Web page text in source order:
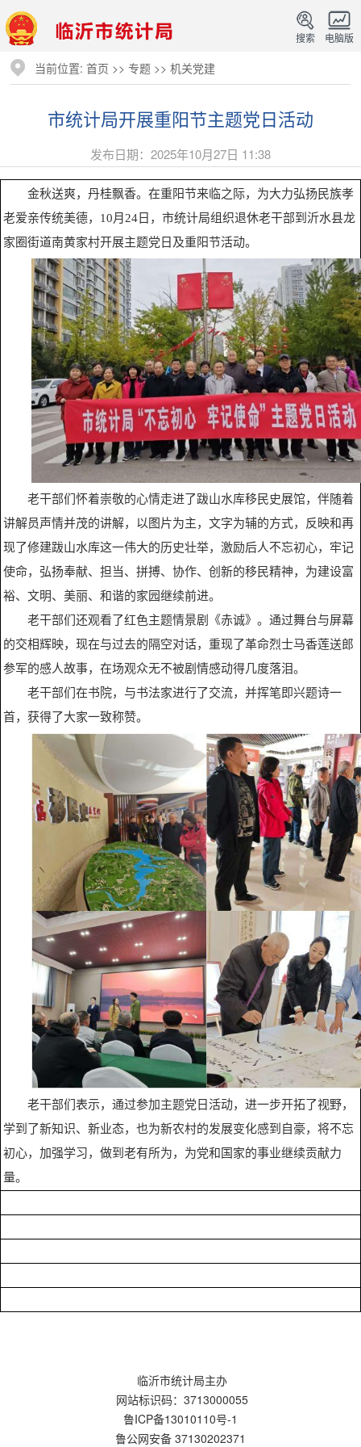
电脑版
搜索
当前位置:首页 >>专题 >>机关党建
市统计局开展重阳节主题党日活动
发布日期：2025年10月27日 11:38
金秋送爽，丹桂飘香。在重阳节来临之际，为大力弘扬民族孝
老爱亲传统美德，10月24日，市统计局组织退休老干部到沂水县龙
家圈街道南黄家村开展主题党日及重阳节活动。
老干部们怀着崇敬的心情走进了跋山水库移民史展馆，伴随着
讲解员声情并茂的讲解，以图片为主，文字为辅的方式，反映和再
现了修建跋山水库这一伟大的历史壮举，激励后人不忘初心，牢记
使命，弘扬奉献、担当、拼搏、协作、创新的移民精神，为建设富
裕、文明、美丽、和谐的家园继续前进。
老干部们还观看了红色主题情景剧《赤诚》。通过舞台与屏幕
的交相辉映，现在与过去的隔空对话，重现了革命烈士马香莲送郎
参军的感人故事，在场观众无不被剧情感动得几度落泪。
老干部们在书院，与书法家进行了交流，并挥笔即兴题诗一
首，获得了大家一致称赞。
老干部们表示，通过参加主题党日活动，进一步开拓了视野，
学到了新知识、新业态，也为新农村的发展变化感到自豪，将不忘
初心，加强学习，做到老有所为，为党和国家的事业继续贡献力
量。
临沂市统计局主办
网站标识码：3713000055
鲁ICP备13010110号-1
鲁公网安备 37130202371